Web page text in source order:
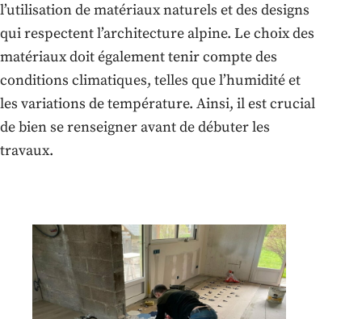
l’utilisation de matériaux naturels et des designs
qui respectent l’architecture alpine. Le choix des
matériaux doit également tenir compte des
conditions climatiques, telles que l’humidité et
les variations de température. Ainsi, il est crucial
de bien se renseigner avant de débuter les
travaux.